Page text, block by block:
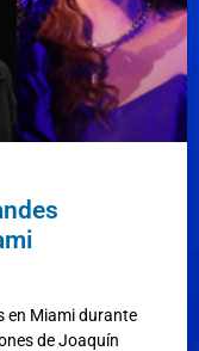
en Miami durante
de Joaquín